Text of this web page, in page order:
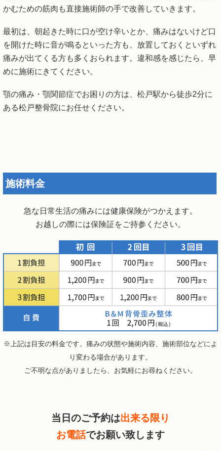
かむための筋肉も直接施術師の手で改善していきます。
最初は、朝起きた時に口が空け辛いとか、痛みはないけど口
を開けた時に音が鳴るといった方も、放置しておくといずれ
痛みが出てくる方も多くおられます。違和感を感じたら、早
めに施術にきてください。
顎の痛み・顎関節症でお困りの方は、松戸駅から徒歩2分に
ある松戸整骨院にお任せください。
施術料金
急な日常生活の痛みには健康保険がつかえます。
お越しの際には保険証をご持参ください。
※上記は目安の料金です。痛みの状態や施術内容、施術部位などによ
り変わる場合があります。
ご不明な点がありましたら、お気軽にお尋ねください。
当日のご予約は出来る限り
お電話でお願い致します